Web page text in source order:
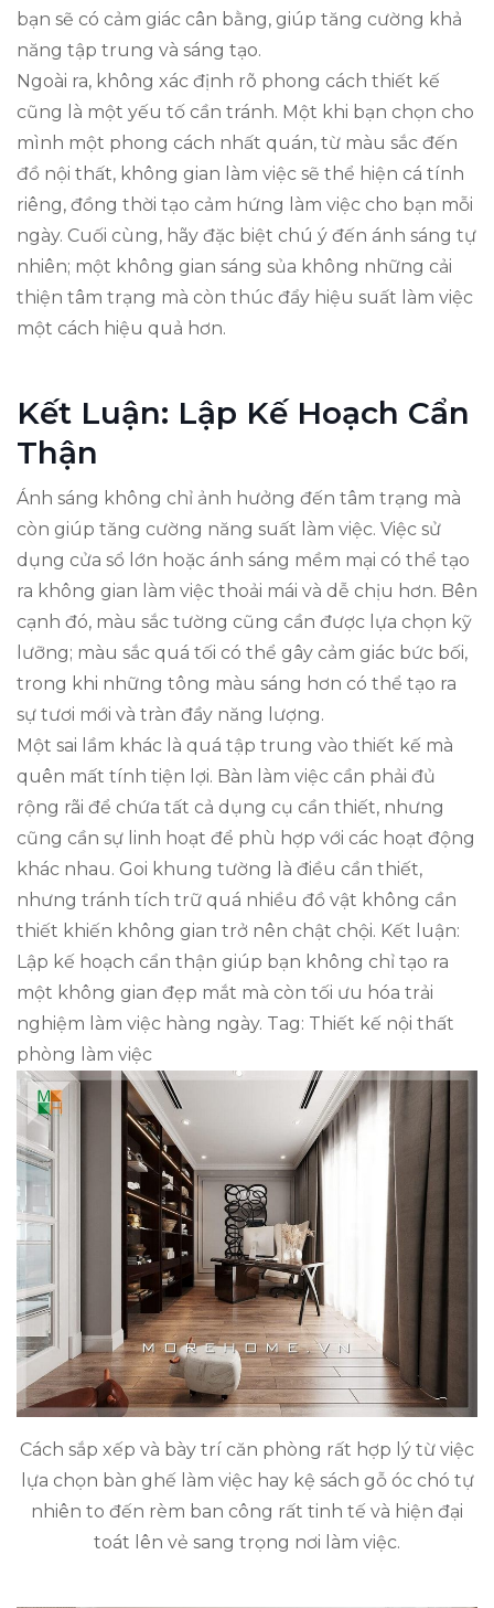
bạn sẽ có cảm giác cân bằng, giúp tăng cường khả
năng tập trung và sáng tạo.
Ngoài ra, không xác định rõ phong cách thiết kế
cũng là một yếu tố cần tránh. Một khi bạn chọn cho
mình một phong cách nhất quán, từ màu sắc đến
đồ nội thất, không gian làm việc sẽ thể hiện cá tính
riêng, đồng thời tạo cảm hứng làm việc cho bạn mỗi
ngày. Cuối cùng, hãy đặc biệt chú ý đến ánh sáng tự
nhiên; một không gian sáng sủa không những cải
thiện tâm trạng mà còn thúc đẩy hiệu suất làm việc
một cách hiệu quả hơn.
Kết Luận: Lập Kế Hoạch Cẩn
Thận
Ánh sáng không chỉ ảnh hưởng đến tâm trạng mà
còn giúp tăng cường năng suất làm việc. Việc sử
dụng cửa sổ lớn hoặc ánh sáng mềm mại có thể tạo
ra không gian làm việc thoải mái và dễ chịu hơn. Bên
cạnh đó, màu sắc tường cũng cần được lựa chọn kỹ
lưỡng; màu sắc quá tối có thể gây cảm giác bức bối,
trong khi những tông màu sáng hơn có thể tạo ra
sự tươi mới và tràn đầy năng lượng.
Một sai lầm khác là quá tập trung vào thiết kế mà
quên mất tính tiện lợi. Bàn làm việc cần phải đủ
rộng rãi để chứa tất cả dụng cụ cần thiết, nhưng
cũng cần sự linh hoạt để phù hợp với các hoạt động
khác nhau. Goi khung tường là điều cần thiết,
nhưng tránh tích trữ quá nhiều đồ vật không cần
thiết khiến không gian trở nên chật chội. Kết luận:
Lập kế hoạch cẩn thận giúp bạn không chỉ tạo ra
một không gian đẹp mắt mà còn tối ưu hóa trải
nghiệm làm việc hàng ngày. Tag: Thiết kế nội thất
phòng làm việc
Cách sắp xếp và bày trí căn phòng rất hợp lý từ việc
lựa chọn bàn ghế làm việc hay kệ sách gỗ óc chó tự
nhiên to đến rèm ban công rất tinh tế và hiện đại
toát lên vẻ sang trọng nơi làm việc.